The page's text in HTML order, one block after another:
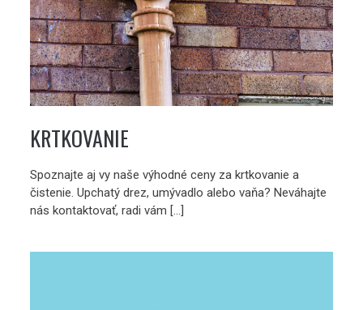
KRTKOVANIE
Spoznajte aj vy naše výhodné ceny za krtkovanie a
čistenie. Upchatý drez, umývadlo alebo vaňa? Neváhajte
nás kontaktovať, radi vám […]